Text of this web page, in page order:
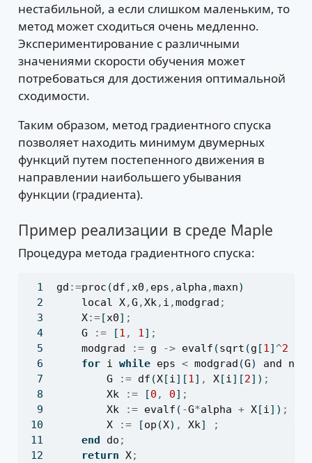
нестабильной, а если слишком маленьким, то
метод может сходиться очень медленно.
Экспериментирование с различными
значениями скорости обучения может
потребоваться для достижения оптимальной
сходимости.
Таким образом, метод градиентного спуска
позволяет находить минимум двумерных
функций путем постепенного движения в
направлении наибольшего убывания
функции (градиента).
Пример реализации в среде Maple
Процедура метода градиентного спуска:
gd :=proc (df ,x0 , eps , alpha ,maxn)
local X,G ,Xk, i ,modgrad ;
X:=[x0] ;
G
:= [1 , 1] ;
modgrad
:= g -> evalf (sqrt (g [1] ^2
for i while eps < modgrad (G) and
G
:= df (X[i][1] , X[i][2]) ;
Xk
:= [0 , 0] ;
Xk
:= evalf ( -G*alpha + X[i]) ;
X
:= [op (X) , Xk]
;
end
do ;
return X;